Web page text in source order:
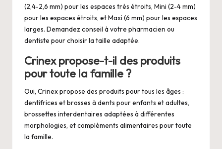
(2,4-2,6 mm) pour les espaces très étroits, Mini (2-4 mm)
pour les espaces étroits, et Maxi (6 mm) pour les espaces
larges. Demandez conseil à votre pharmacien ou
dentiste pour choisir la taille adaptée.
Crinex propose-t-il des produits
pour toute la famille ?
Oui, Crinex propose des produits pour tous les âges :
dentifrices et brosses à dents pour enfants et adultes,
brossettes interdentaires adaptées à différentes
morphologies, et compléments alimentaires pour toute
la famille.